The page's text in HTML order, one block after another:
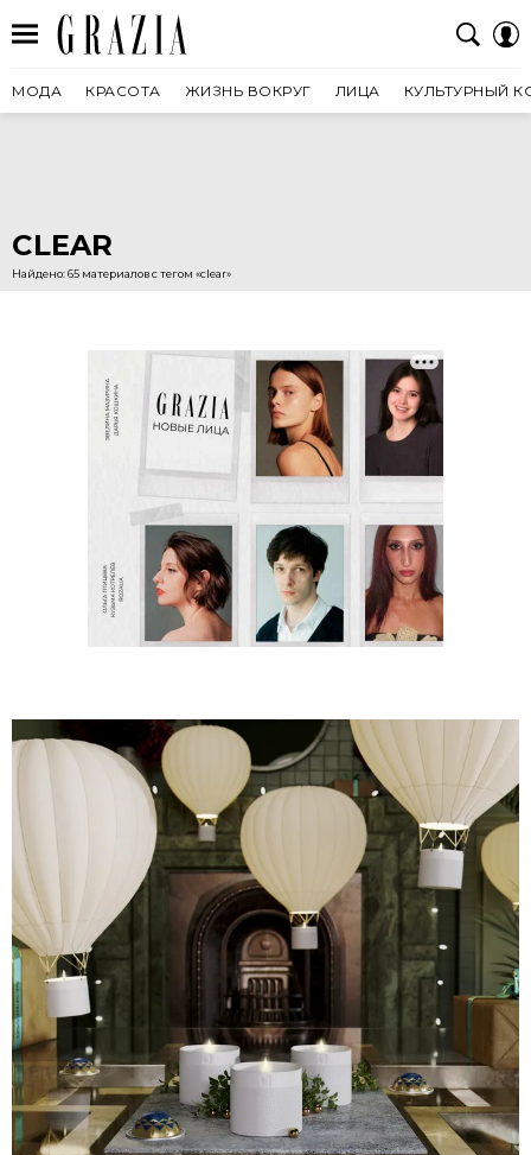
МОДА КРАСОТА ЖИЗНЬ ВОКРУГ ЛИЦА КУЛЬТУРНЫЙ
CLEAR
Найдено: 65 материалов с тегом «clear»